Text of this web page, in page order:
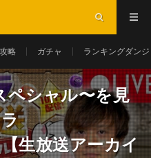
略 ガチャ ランキングダン
ペシャル〜を見
生放送アーカイ